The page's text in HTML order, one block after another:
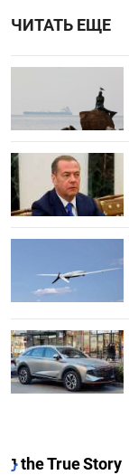
ЧИТАТЬ ЕЩЕ